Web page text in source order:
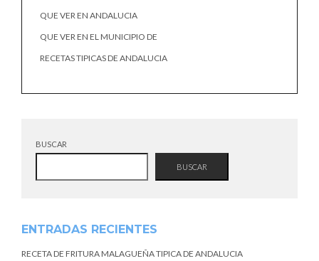
QUE VER EN ANDALUCIA
QUE VER EN EL MUNICIPIO DE
RECETAS TIPICAS DE ANDALUCIA
BUSCAR
BUSCAR
ENTRADAS RECIENTES
RECETA DE FRITURA MALAGUEÑA TIPICA DE ANDALUCIA